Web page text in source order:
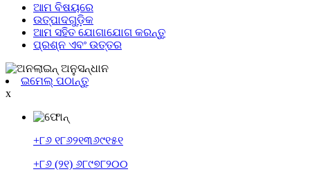
ଆମ ବିଷୟରେ
ଉତ୍ପାଦଗୁଡ଼ିକ
ଆମ ସହିତ ଯୋଗାଯୋଗ କରନ୍ତୁ
ପ୍ରଶ୍ନ ଏବଂ ଉତ୍ତର
ଇମେଲ୍ ପଠାନ୍ତୁ
x
+୮୬ ୧୮୬୨୧୩୬୯୧୫୧
+୮୬ (୨୧) ୬୮୯୭୮୨୦୦